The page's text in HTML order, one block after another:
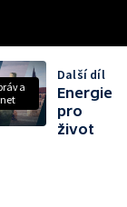
Další díl
Energie
pro
život